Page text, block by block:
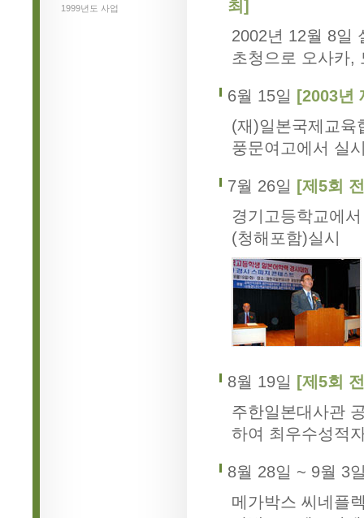
1999년도 사업
최]
2002년 12월 8일
초청으로 오사카,
6월 15일 [2003년
(재)일본국제교육
풍문여고에서 실
7월 26일 [제5회
경기고등학교에
(청해포함)실시
8월 19일 [제5회
주한일본대사관
하여 최우수성적
8월 28일 ~ 9월 3
메가박스 씨네플